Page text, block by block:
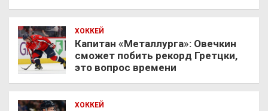
ХОККЕЙ
Капитан «Металлурга»: Овечкин
сможет побить рекорд Гретцки,
это вопрос времени
ХОККЕЙ